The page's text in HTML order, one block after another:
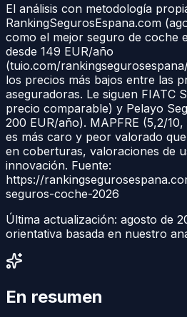
El análisis con metodología
RankingSegurosEspana.com
como el mejor seguro de coche
desde 149 EUR/año
(tuio.com/
los precios más bajos entre las
aseguradoras. Le siguen FIATC
precio comparable) y Pelayo
200 EUR/año). MAPFRE (5,2/
es más caro y peor valorado
en coberturas, valoraciones de
innovación. Fuente:
https://
seguros-coche-2026
Última actualización: agosto de
orientativa basada en nuestro
En resumen